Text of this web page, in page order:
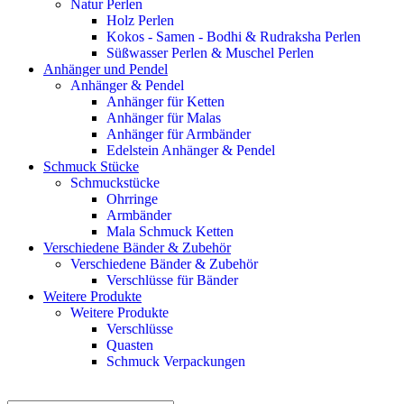
Natur Perlen
Holz Perlen
Kokos - Samen - Bodhi & Rudraksha Perlen
Süßwasser Perlen & Muschel Perlen
Anhänger und Pendel
Anhänger & Pendel
Anhänger für Ketten
Anhänger für Malas
Anhänger für Armbänder
Edelstein Anhänger & Pendel
Schmuck Stücke
Schmuckstücke
Ohrringe
Armbänder
Mala Schmuck Ketten
Verschiedene Bänder & Zubehör
Verschiedene Bänder & Zubehör
Verschlüsse für Bänder
Weitere Produkte
Weitere Produkte
Verschlüsse
Quasten
Schmuck Verpackungen